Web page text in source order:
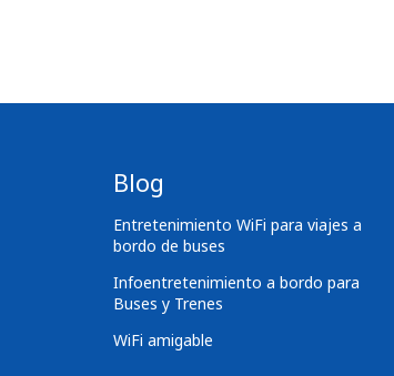
Blog
Entretenimiento WiFi para viajes a
bordo de buses
Infoentretenimiento a bordo para
Buses y Trenes
WiFi amigable